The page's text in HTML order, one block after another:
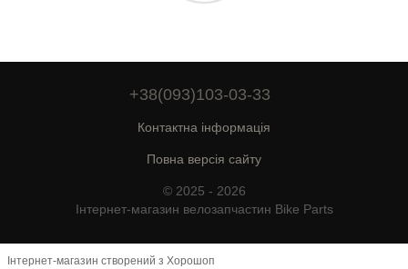
+38(093)103-03-33
Контактна інформація
Повна версія сайту
© 2025 - 2026
Інтернет-магазин велозапчастин Bike Parts
Інтернет-магазин створений з Хорошоп